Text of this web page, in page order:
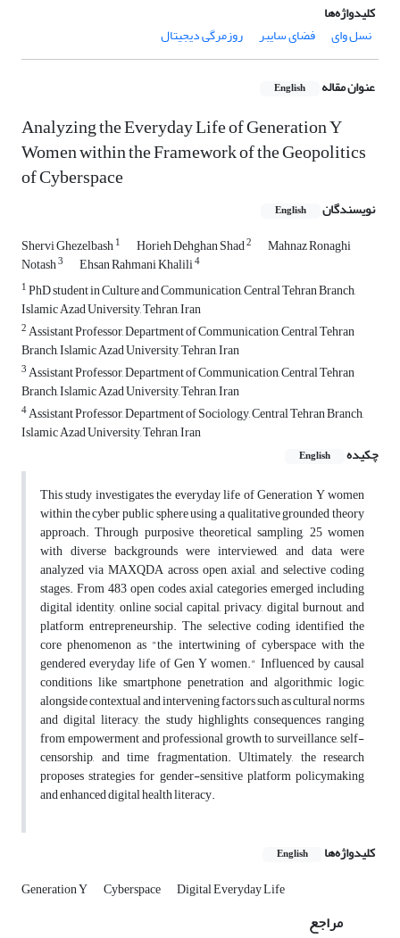
کلیدواژه‌ها
نسل وای
فضای سایبر روزمرگی دیجیتال
عنوان مقاله English
Analyzing the Everyday Life of Generation Y
Women within the Framework of the Geopolitics
of Cyberspace
نویسندگان English
Shervi Ghezelbash1 Horieh Dehghan Shad2 Mahnaz Ronaghi
Notash3 Ehsan Rahmani Khalili4
1PhD student in Culture and Communication, Central Tehran Branch,
Islamic Azad University, Tehran, Iran
2Assistant Professor, Department of Communication, Central Tehran
Branch, Islamic Azad University, Tehran, Iran
3Assistant Professor, Department of Communication, Central Tehran
Branch, Islamic Azad University, Tehran, Iran
4Assistant Professor, Department of Sociology, Central Tehran Branch,
Islamic Azad University, Tehran, Iran
چکیده
English
This study investigates the everyday life of Generation Y women
within the cyber public sphere using a qualitative grounded theory
approach. Through purposive theoretical sampling, 25 women
with diverse backgrounds were interviewed, and data were
analyzed via MAXQDA across open, axial, and selective coding
stages. From 483 open codes, axial categories emerged including
digital identity, online social capital, privacy, digital burnout, and
platform entrepreneurship. The selective coding identified the
core phenomenon as "the intertwining of cyberspace with the
gendered everyday life of Gen Y women." Influenced by causal
conditions like smartphone penetration and algorithmic logic,
alongside contextual and intervening factors such as cultural norms
and digital literacy, the study highlights consequences ranging
from empowerment and professional growth to surveillance, self-
censorship, and time fragmentation. Ultimately, the research
proposes strategies for gender-sensitive platform policymaking
and enhanced digital health literacy.
کلیدواژه‌ها English
Generation Y Cyberspace Digital Everyday Life
مراجع